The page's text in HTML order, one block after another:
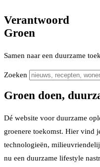
Verantwoord
Groen
Samen naar een duurzame
Zoeken
Groen doen,
Dé website voor duurzame
groenere toekomst. Hier vind
technologieën,
nu een duurzame lifestyle